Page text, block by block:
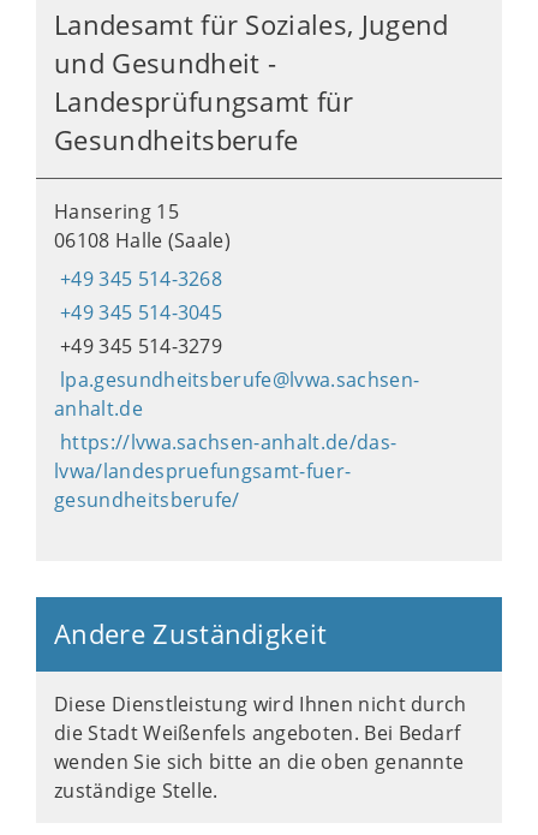
Landesamt für Soziales, Jugend
und Gesundheit -
Landesprüfungsamt für
Gesundheitsberufe
Hansering 15
06108 Halle (Saale)
+49 345 514-3268
+49 345 514-3045
+49 345 514-3279
lpa.gesundheitsberufe@lvwa.sachsen-
anhalt.de
https://lvwa.sachsen-anhalt.de/das-
lvwa/landespruefungsamt-fuer-
gesundheitsberufe/
Andere Zuständigkeit
Diese Dienstleistung wird Ihnen nicht durch
die Stadt Weißenfels angeboten. Bei Bedarf
wenden Sie sich bitte an die oben genannte
zuständige Stelle.